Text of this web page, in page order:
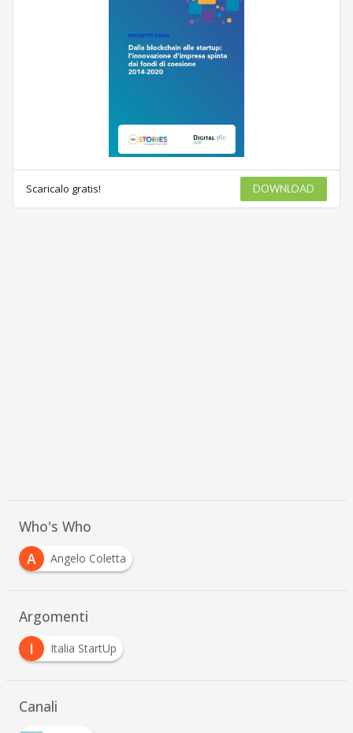
Scaricalo gratis! DOWNLOAD
Who's Who
A
Angelo Coletta
Argomenti
I
Italia StartUp
Canali